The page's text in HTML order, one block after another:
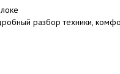
разбор техники,